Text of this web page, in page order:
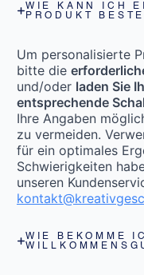
WIE KANN ICH
PRODUKT
Um personalisierte
bitte die
und/oder laden Sie
entsprechende
Ihre Angaben
zu vermeiden.
für ein optimales
Schwierigkeiten
unseren
WIE BEKOMME